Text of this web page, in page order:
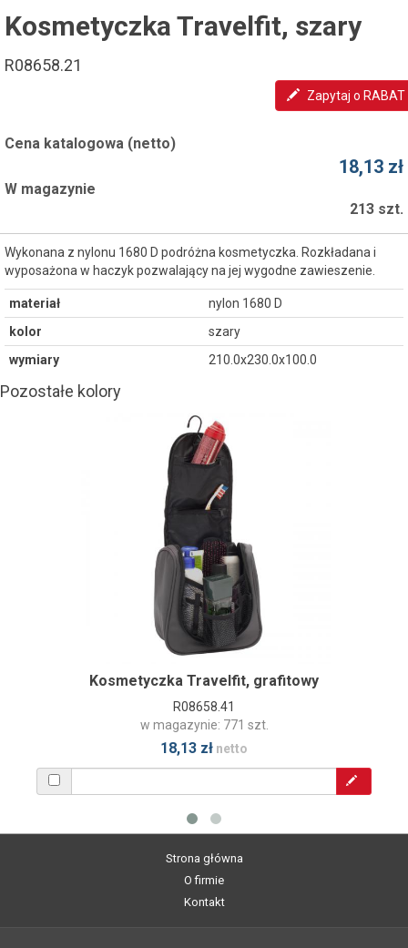
Kosmetyczka Travelfit, szary
R08658.21
Zapytaj o RABAT
Cena katalogowa (netto)
18,13 zł
W magazynie
213 szt.
Wykonana z nylonu 1680 D podróżna kosmetyczka. Rozkładana i
wyposażona w haczyk pozwalający na jej wygodne zawieszenie.
materiał
nylon 1680 D
kolor
szary
wymiary
210.0x230.0x100.0
Pozostałe kolory
Kosmetyczka Travelfit, grafitowy
R08658.41
w magazynie: 771 szt.
18,13 zł netto
Strona główna
O firmie
Kontakt